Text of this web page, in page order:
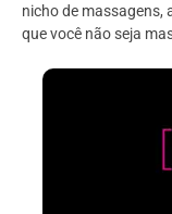
nicho de massagens,
que você não seja